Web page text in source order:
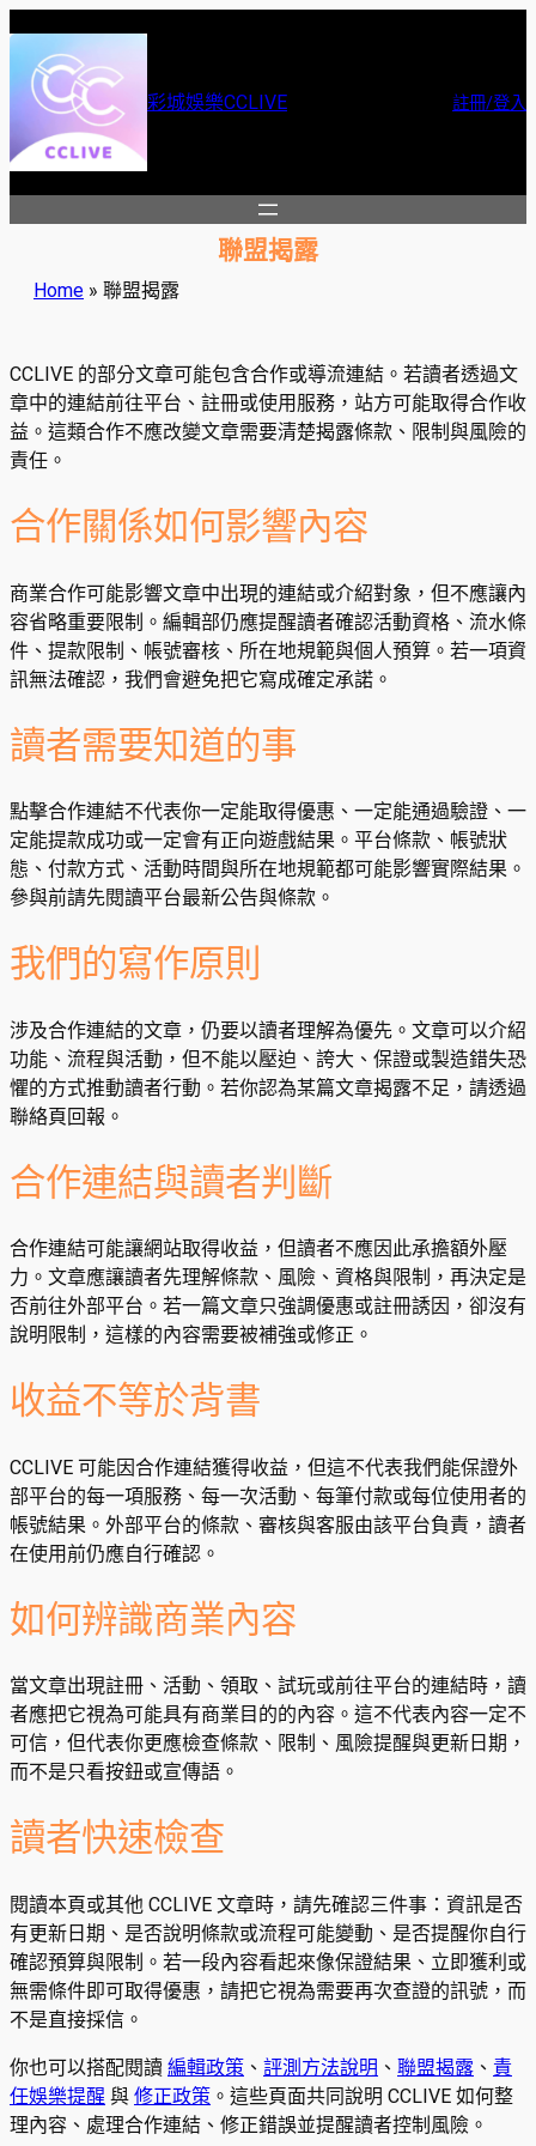
至
容
彩城娛樂CCLIVE 註冊/登入
聯盟揭露
Home » 聯盟揭露
CCLIVE 的部分文章可能包含合作或導流連結。若讀者透過文
章中的連結前往平台、註冊或使用服務，站方可能取得合作收
益。這類合作不應改變文章需要清楚揭露條款、限制與風險的
責任。
合作關係如何影響內容
商業合作可能影響文章中出現的連結或介紹對象，但不應讓內
容省略重要限制。編輯部仍應提醒讀者確認活動資格、流水條
件、提款限制、帳號審核、所在地規範與個人預算。若一項資
訊無法確認，我們會避免把它寫成確定承諾。
讀者需要知道的事
點擊合作連結不代表你一定能取得優惠、一定能通過驗證、一
定能提款成功或一定會有正向遊戲結果。平台條款、帳號狀
態、付款方式、活動時間與所在地規範都可能影響實際結果。
參與前請先閱讀平台最新公告與條款。
我們的寫作原則
涉及合作連結的文章，仍要以讀者理解為優先。文章可以介紹
功能、流程與活動，但不能以壓迫、誇大、保證或製造錯失恐
懼的方式推動讀者行動。若你認為某篇文章揭露不足，請透過
聯絡頁回報。
合作連結與讀者判斷
合作連結可能讓網站取得收益，但讀者不應因此承擔額外壓
力。文章應讓讀者先理解條款、風險、資格與限制，再決定是
否前往外部平台。若一篇文章只強調優惠或註冊誘因，卻沒有
說明限制，這樣的內容需要被補強或修正。
收益不等於背書
CCLIVE 可能因合作連結獲得收益，但這不代表我們能保證外
部平台的每一項服務、每一次活動、每筆付款或每位使用者的
帳號結果。外部平台的條款、審核與客服由該平台負責，讀者
在使用前仍應自行確認。
如何辨識商業內容
當文章出現註冊、活動、領取、試玩或前往平台的連結時，讀
者應把它視為可能具有商業目的的內容。這不代表內容一定不
可信，但代表你更應檢查條款、限制、風險提醒與更新日期，
而不是只看按鈕或宣傳語。
讀者快速檢查
閱讀本頁或其他 CCLIVE 文章時，請先確認三件事：資訊是否
有更新日期、是否說明條款或流程可能變動、是否提醒你自行
確認預算與限制。若一段內容看起來像保證結果、立即獲利或
無需條件即可取得優惠，請把它視為需要再次查證的訊號，而
不是直接採信。
你也可以搭配閱讀 編輯政策 、 評測方法說明 、 聯盟揭露 、 責
任娛樂提醒 與 修正政策 。這些頁面共同說明 CCLIVE 如何整
理內容、處理合作連結、修正錯誤並提醒讀者控制風險。